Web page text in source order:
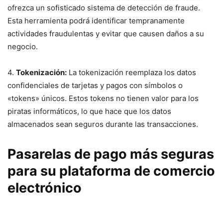
ofrezca un sofisticado sistema de detección de fraude.
Esta herramienta podrá identificar tempranamente
actividades fraudulentas y evitar que causen daños a su
negocio.
4. Tokenización: La tokenización reemplaza los datos
confidenciales de tarjetas y pagos ⁣con símbolos o
«tokens» únicos. Estos tokens no tienen valor para los
piratas informáticos, lo que hace que los datos
almacenados sean seguros durante las transacciones.
Pasarelas de ​pago más seguras
para su plataforma de comercio
electrónico